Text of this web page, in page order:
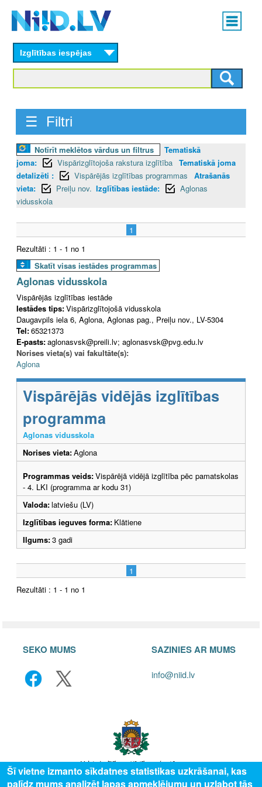
content
Main
menu
Izglītības iespējas
☰ Filtri
Notīrīt meklētos vārdus un filtrus
Tematiskā
joma:
Vispārizglītojoša rakstura izglītība Tematiskā joma
detalizēti :
Vispārējās izglītības programmas
Atrašanās
vieta:
Preiļu nov. Izglītības iestāde:
Aglonas
vidusskola
1
Rezultāti : 1 - 1 no 1
Skatīt visas iestādes programmas
Aglonas vidusskola
Vispārējās izglītības iestāde
Iestādes tips:Vispārizglītojošā vidusskola
Daugavpils iela 6, Aglona, Aglonas pag., Preiļu nov., LV-5304
Tel:65321373
E-pasts:aglonasvsk@preili.lv; aglonasvsk@pvg.edu.lv
Norises vieta(s) vai fakultāte(s):
Aglona
Vispārējās vidējās izglītības
programma
Aglonas vidusskola
Norises vieta:Aglona
Programmas veids:Vispārējā vidējā izglītība pēc pamatskolas
- 4. LKI (programma ar kodu 31)
Valoda:latviešu (LV)
Izglītības ieguves forma: Klātiene
Ilgums:3 gadi
1
Rezultāti : 1 - 1 no 1
SEKO MUMS SAZINIES AR MUMS
info@niid.lv
Šī vietne izmanto sīkdatnes statistikas uzkrāšanai, kas
palīdz mums analizēt lapas apmeklējumu un uzlabot tās